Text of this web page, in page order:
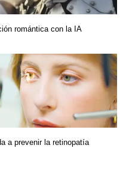
romántica con la IA
a prevenir la retinopatía